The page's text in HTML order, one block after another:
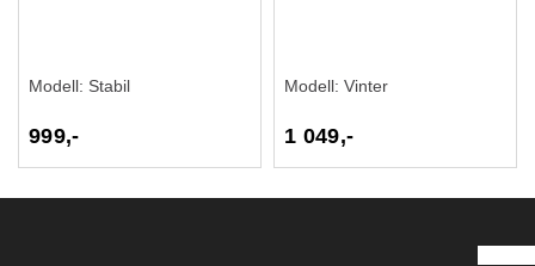
Modell: Stabil
999,-
Modell: Vinter
1 049,-